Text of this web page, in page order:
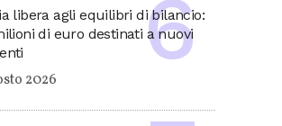
libera agli equilibri di bilancio:
di euro destinati a nuovi
2026